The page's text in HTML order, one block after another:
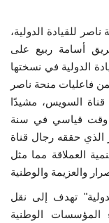
الرعاة
الشركاء
Gallery
لغة
English Swahili
للقيادة الدولية،
أسامة ربيع على
الدولية في نسختها
فاعليات منحة ناصر
قناة السويس، مشيدًا
وقت قياسي في سنة
الذي حققه رجال قناة
العملاقة مما مثل
تهدف إلى نقل
المؤسسات الوطنية